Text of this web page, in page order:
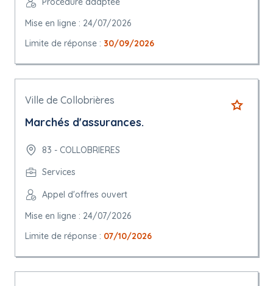
Mise en ligne : 24/07/2026
Limite de réponse : 30/09/2026
Ville de Collobrières
Marchés d'assurances.
83 - COLLOBRIERES
Services
Appel d'offres ouvert
Mise en ligne : 24/07/2026
Limite de réponse : 07/10/2026